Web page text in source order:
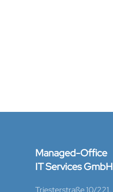
Managed-Office
IT Services GmbH
Triesterstraße 10/221,